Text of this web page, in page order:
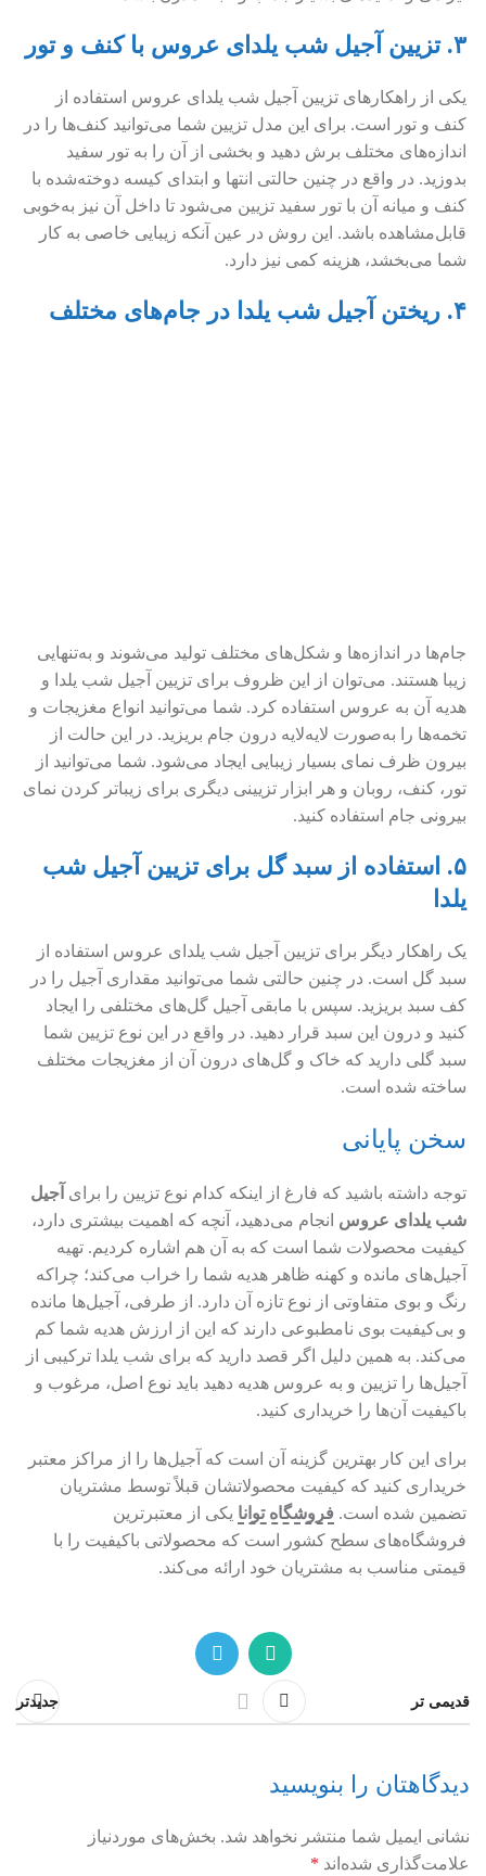
۳. تزیین آجیل شب یلدای عروس با کنف و تور
یکی از راهکارهای تزیین آجیل شب یلدای عروس استفاده از
کنف و تور است. برای این مدل تزیین شما می‌توانید کنف‌ها را در
اندازه‌های مختلف برش دهید و بخشی از آن را به تور سفید
بدوزید. در واقع در چنین حالتی انتها و ابتدای کیسه دوخته‌شده با
کنف و میانه آن با تور سفید تزیین می‌شود تا داخل آن نیز به‌خوبی
قابل‌مشاهده باشد. این روش در عین آنکه زیبایی خاصی به کار
شما می‌بخشد، هزینه کمی نیز دارد.
۴. ریختن آجیل شب یلدا در جام‌های مختلف
جام‌ها در اندازه‌ها و شکل‌های مختلف تولید می‌شوند و به‌تنهایی
زیبا هستند. می‌توان از این ظروف برای تزیین آجیل شب یلدا و
هدیه آن به عروس استفاده کرد. شما می‌توانید انواع مغزیجات و
تخمه‌ها را به‌صورت لایه‌لایه درون جام بریزید. در این حالت از
بیرون ظرف نمای بسیار زیبایی ایجاد می‌شود. شما می‌توانید از
تور، کنف، روبان و هر ابزار تزیینی دیگری برای زیباتر کردن نمای
بیرونی جام استفاده کنید.
۵. استفاده از سبد گل برای تزیین آجیل شب
یلدا
یک راهکار دیگر برای تزیین آجیل شب یلدای عروس استفاده از
سبد گل است. در چنین حالتی شما می‌توانید مقداری آجیل را در
کف سبد بریزید. سپس با مابقی آجیل گل‌های مختلفی را ایجاد
کنید و درون این سبد قرار دهید. در واقع در این نوع تزیین شما
سبد گلی دارید که خاک و گل‌های درون آن از مغزیجات مختلف
ساخته شده است.
سخن پایانی
توجه داشته باشید که فارغ از اینکه کدام نوع تزیین را برای آجیل
شب یلدای عروس انجام می‌دهید، آنچه که اهمیت بیشتری دارد،
کیفیت محصولات شما است که به آن هم اشاره کردیم. تهیه
آجیل‌های مانده و کهنه ظاهر هدیه شما را خراب می‌کند؛ چراکه
رنگ و بوی متفاوتی از نوع تازه آن دارد. از طرفی، آجیل‌ها مانده
و بی‌کیفیت بوی نامطبوعی دارند که این از ارزش هدیه شما کم
می‌کند. به همین دلیل اگر قصد دارید که برای شب یلدا ترکیبی از
آجیل‌ها را تزیین و به عروس هدیه دهید باید نوع اصل، مرغوب و
باکیفیت آن‌ها را خریداری کنید.
برای این کار بهترین گزینه آن است که آجیل‌ها را از مراکز معتبر
خریداری کنید که کیفیت محصولاتشان قبلاً توسط مشتریان
تضمین شده است. فروشگاه توانا یکی از معتبرترین
فروشگاه‌های سطح کشور است که محصولاتی باکیفیت را با
قیمتی مناسب به مشتریان خود ارائه می‌کند.
جدیدتر قدیمی تر
دیدگاهتان را بنویسید
نشانی ایمیل شما منتشر نخواهد شد. بخش‌های موردنیاز
علامت‌گذاری شده‌اند *